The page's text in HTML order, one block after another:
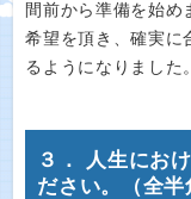
間前から準備を始め
希望を頂き、確実に
るようになりました。
３． 人生にお
ださい。（全半